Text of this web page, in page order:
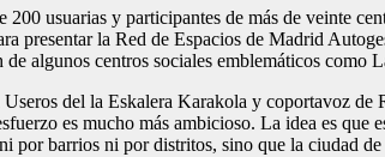
200 usuarias y participantes de más de veinte
presentar la Red de Espacios de Madrid
de algunos centros sociales emblemáticos como
del la Eskalera Karakola y coportavoz
es mucho más ambicioso. La idea es
por barrios ni por distritos, sino que la ciudad